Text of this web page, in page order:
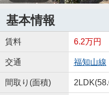
基本情報
賃料 6.2万円
交通 福知山線
間取り(面積)